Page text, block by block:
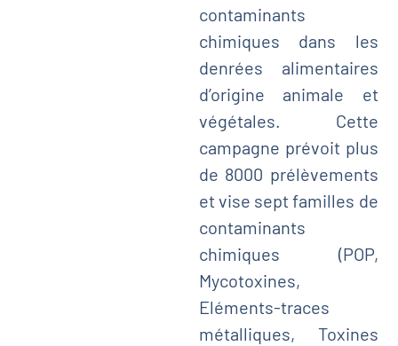
contaminants
chimiques dans les
denrées alimentaires
d’origine animale et
végétales. Cette
campagne prévoit plus
de 8000 prélèvements
et vise sept familles de
contaminants
chimiques (POP,
Mycotoxines,
Eléments-traces
métalliques, Toxines